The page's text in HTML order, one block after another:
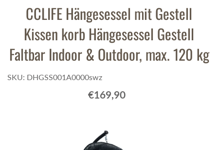
CCLIFE Hängesessel mit Gestell
Kissen korb Hängesessel Gestell
Faltbar Indoor & Outdoor, max. 120 kg
SKU: DHGSS001A0000swz
€169,90